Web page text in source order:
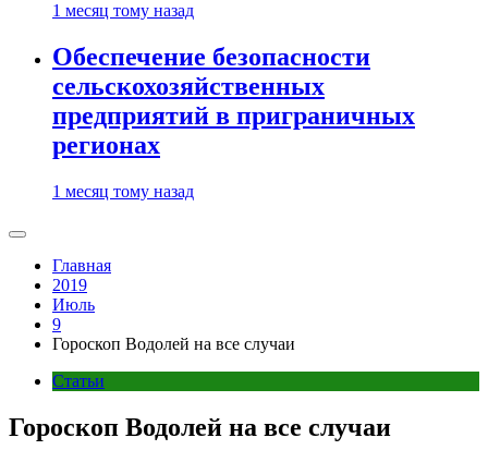
1 месяц тому назад
Обеспечение безопасности
сельскохозяйственных
предприятий в приграничных
регионах
1 месяц тому назад
Главная
2019
Июль
9
Гороскоп Водолей на все случаи
Статьи
Гороскоп Водолей на все случаи